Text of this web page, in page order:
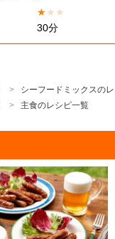
★★ ★
30分
シーフードミックスの
主食のレシピ一覧